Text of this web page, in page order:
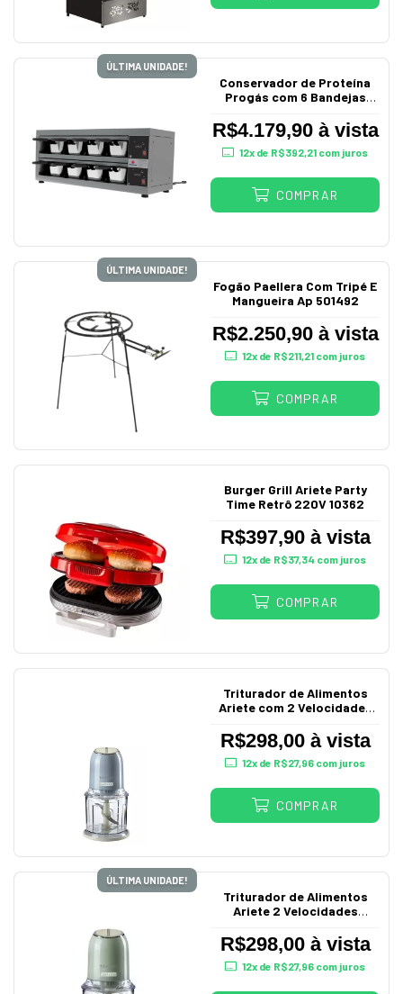
ÚLTIMA UNIDADE!
Conservador de Proteína
Progás com 6 Bandejas
R$4.179,90 à vista
12x de R$392,21 com juros
COMPRAR
ÚLTIMA UNIDADE!
Fogão Paellera Com Tripé E
Mangueira Ap 501492
R$2.250,90 à vista
12x de R$211,21 com juros
COMPRAR
Burger Grill Ariete Party
Time Retrô 220V 10362
R$397,90 à vista
12x de R$37,34 com juros
COMPRAR
Triturador de Alimentos
Ariete com 2 Velocidades
R$298,00 à vista
12x de R$27,96 com juros
COMPRAR
ÚLTIMA UNIDADE!
Triturador de Alimentos
Ariete 2 Velocidades
R$298,00 à vista
12x de R$27,96 com juros